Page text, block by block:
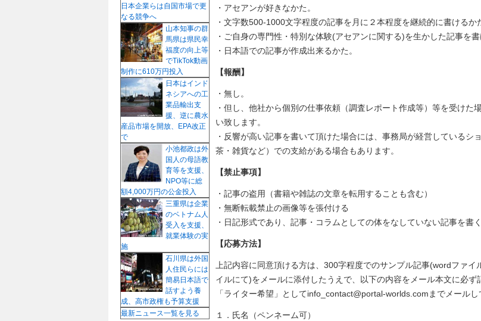
・アセアンが好きなかた。
・文字数500-1000文字程度の記事を月に２本程度を継続的に書けるか
・ご自身の専門性・特別な体験(アセアンに関する)を生かした記事を書
・日本語での記事が作成出来るかた。
【報酬】
・無し。
・但し、他社から個別の仕事依頼（調査レポート作成等）等を受けた
い致します。
・反響が高い記事を書いて頂けた場合には、事務局が経営しているシ
茶・雑貨など）での支給がある場合もあります。
【禁止事項】
・記事の盗用（書籍や雑誌の文章を転用することも含む）
・無断転載禁止の画像等を張付ける
・日記形式であり、記事・コラムとしての体をなしていない記事を書
【応募方法】
上記内容に同意頂ける方は、300字程度でのサンプル記事(wordファイ
イルにて)をメールに添付したうえで、以下の内容をメール本文に必ず
「ライター希望」としてinfo_contact@portal-worlds.comまでメールし
１．氏名（ペンネーム可）
日本企業らは自国市場で更
なる競争へ
山本知事の群
馬県は県民幸
福度の向上等
でTikTok動画
制作に610万円投入
日本はインド
ネシアへの工
業品輸出支
援、逆に農水
産品市場を開放、EPA改正
で
小池都政は外
国人の母語教
育等を支援、
NPO等に総
額4,000万円の公金投入
三重県は企業
のベトナム人
受入を支援、
就業体験の実
施
石川県は外国
人住民らには
簡易日本語で
話すよう養
成、高市政権も予算支援
最新ニュース一覧を見る